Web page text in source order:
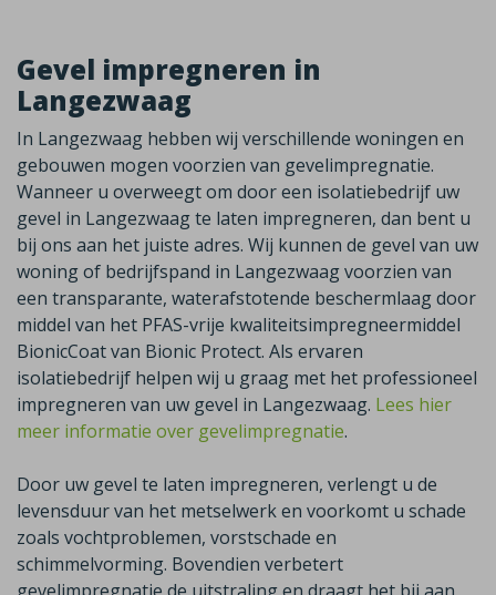
Gevel impregneren in
Langezwaag
In Langezwaag hebben wij verschillende woningen en
gebouwen mogen voorzien van gevelimpregnatie.
Wanneer u overweegt om door een isolatiebedrijf uw
gevel in Langezwaag te laten impregneren, dan bent u
bij ons aan het juiste adres. Wij kunnen de gevel van uw
woning of bedrijfspand in Langezwaag voorzien van
een transparante, waterafstotende beschermlaag door
middel van het PFAS-vrije kwaliteitsimpregneermiddel
BionicCoat van Bionic Protect. Als ervaren
isolatiebedrijf helpen wij u graag met het professioneel
impregneren van uw gevel in Langezwaag. Lees hier
meer informatie over gevelimpregnatie.
Door uw gevel te laten impregneren, verlengt u de
levensduur van het metselwerk en voorkomt u schade
zoals vochtproblemen, vorstschade en
schimmelvorming. Bovendien verbetert